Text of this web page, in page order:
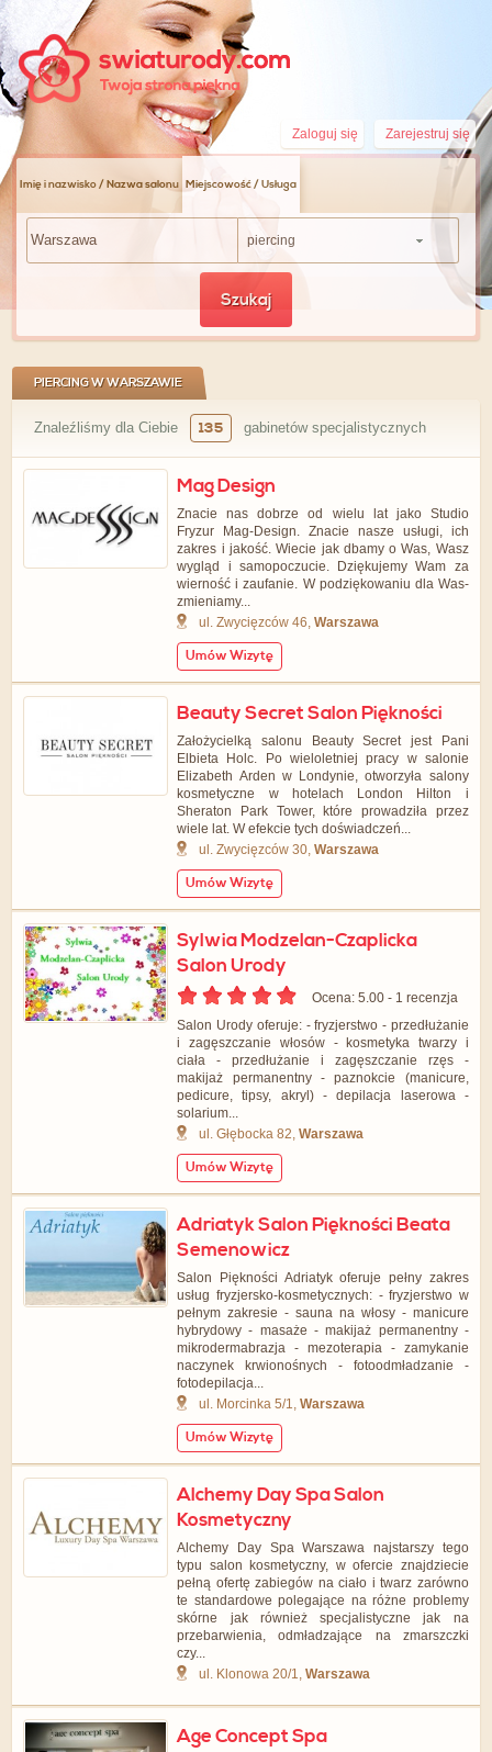
Zarejestruj się
Zaloguj się
Imię i nazwisko / Nazwa salonu Miejscowość / Usługa
piercing
Szukaj
PIERCING W WARSZAWIE
Znaleźliśmy dla Ciebie 135 gabinetów specjalistycznych
Mag Design
Znacie nas dobrze od wielu lat jako Studio
Fryzur Mag-Design. Znacie nasze usługi, ich
zakres i jakość. Wiecie jak dbamy o Was, Wasz
wygląd i samopoczucie. Dziękujemy Wam za
wierność i zaufanie. W podziękowaniu dla Was-
zmieniamy...
ul. Zwycięzców 46,Warszawa
Umów Wizytę
Beauty Secret Salon Piękności
Założycielką salonu Beauty Secret jest Pani
Elbieta Holc. Po wieloletniej pracy w salonie
Elizabeth Arden w Londynie, otworzyła salony
kosmetyczne w hotelach London Hilton i
Sheraton Park Tower, które prowadziła przez
wiele lat. W efekcie tych doświadczeń...
ul. Zwycięzców 30,Warszawa
Umów Wizytę
Sylwia Modzelan-Czaplicka
Salon Urody
Ocena: 5.00 - ‎1 recenzja
Salon Urody oferuje: - fryzjerstwo - przedłużanie
i zagęszczanie włosów - kosmetyka twarzy i
ciała - przedłużanie i zagęszczanie rzęs -
makijaż permanentny - paznokcie (manicure,
pedicure, tipsy, akryl) - depilacja laserowa -
solarium...
ul. Głębocka 82,Warszawa
Umów Wizytę
Adriatyk Salon Piękności Beata
Semenowicz
Salon Piękności Adriatyk oferuje pełny zakres
usług fryzjersko-kosmetycznych: - fryzjerstwo w
pełnym zakresie - sauna na włosy - manicure
hybrydowy - masaże - makijaż permanentny -
mikrodermabrazja - mezoterapia - zamykanie
naczynek krwionośnych - fotoodmładzanie -
fotodepilacja...
ul. Morcinka 5/1,Warszawa
Umów Wizytę
Alchemy Day Spa Salon
Kosmetyczny
Alchemy Day Spa Warszawa najstarszy tego
typu salon kosmetyczny, w ofercie znajdziecie
pełną ofertę zabiegów na ciało i twarz zarówno
te standardowe polegające na różne problemy
skórne jak również specjalistyczne jak na
przebarwienia, odmładzające na zmarszczki
czy...
ul. Klonowa 20/1,Warszawa
Age Concept Spa